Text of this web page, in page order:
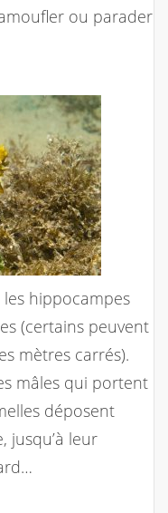
ou parader
hippocampes
(certains peuvent
mètres carrés).
mâles qui portent
déposent
jusqu’à leur